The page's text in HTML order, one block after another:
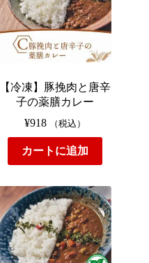
【冷凍】豚挽肉と唐辛
子の薬膳カレー
¥918 （税込）
カートに追加